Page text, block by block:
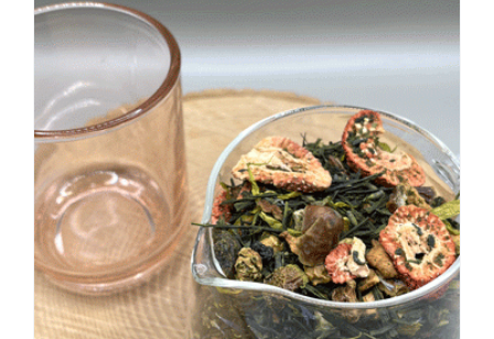
plusieurs
variations.
Les
options
peuvent
être
choisies
sur
la
page
du